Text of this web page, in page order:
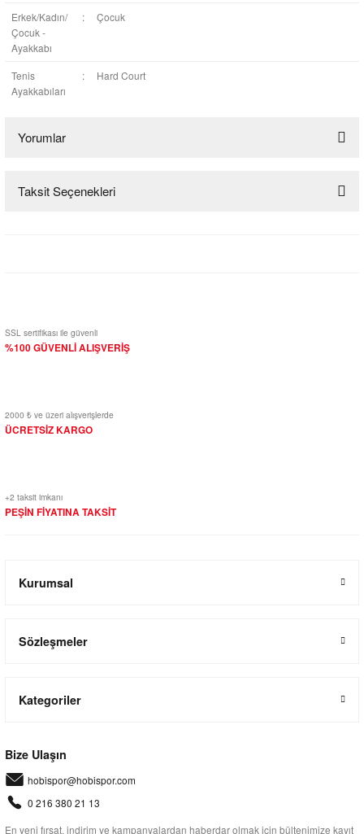
Erkek/Kadın/
Çocuk -
Ayakkabı
: Çocuk
Tenis
Ayakkabıları
: Hard Court
Yorumlar
Bu ürüne ilk yorumu siz yapın!
Taksit Seçenekleri
SSL sertifikası ile güvenli
%100 GÜVENLİ ALIŞVERİŞ
2000 ₺ ve üzeri alışverişlerde
ÜCRETSİZ KARGO
+2 taksit imkanı
PEŞİN FİYATINA TAKSİT
Kurumsal
Sözleşmeler
Kategoriler
Bize Ulaşın
hobispor@hobispor.com
0 216 380 21 13
En yeni fırsat, indirim ve kampanyalardan haberdar olmak için bültenimize kayıt